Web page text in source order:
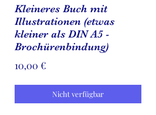
Kleineres Buch mit
Illustrationen (etwas
kleiner als DIN A5 -
Brochürenbindung)
10,00 €
Nicht verfügbar